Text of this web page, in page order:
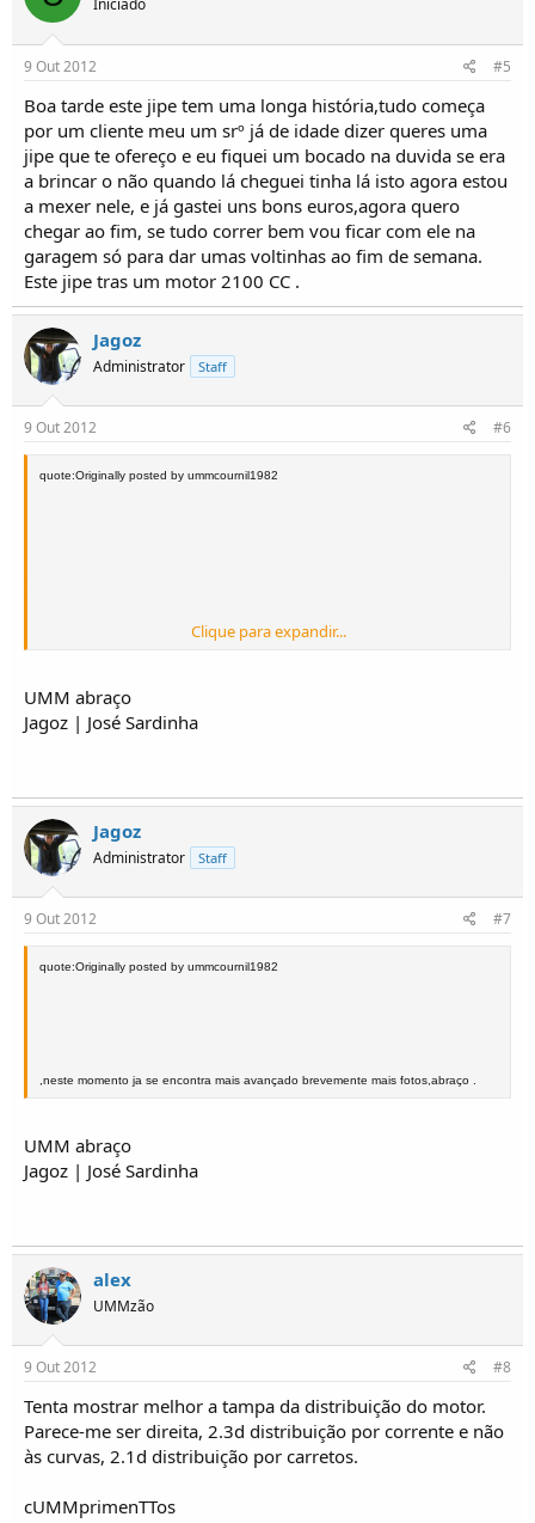
Iniciado
9 Out 2012 #5
Boa tarde este jipe tem uma longa história,tudo começa
por um cliente meu um srº já de idade dizer queres uma
jipe que te ofereço e eu fiquei um bocado na duvida se era
a brincar o não quando lá cheguei tinha lá isto agora estou
a mexer nele, e já gastei uns bons euros,agora quero
chegar ao fim, se tudo correr bem vou ficar com ele na
garagem só para dar umas voltinhas ao fim de semana.
Este jipe tras um motor 2100 CC .
Jagoz
Administrator Staff
9 Out 2012 #6
quote:Originally posted by ummcournil1982
Mais algumas fotos
Clique para expandir...
UMM abraço
Jagoz | José Sardinha
Jagoz
Administrator Staff
9 Out 2012 #7
quote:Originally posted by ummcournil1982
,neste momento ja se encontra mais avançado brevemente mais fotos,abraço .
UMM abraço
Jagoz | José Sardinha
alex
UMMzão
9 Out 2012 #8
Tenta mostrar melhor a tampa da distribuição do motor.
Parece-me ser direita, 2.3d distribuição por corrente e não
às curvas, 2.1d distribuição por carretos.
cUMMprimenTTos